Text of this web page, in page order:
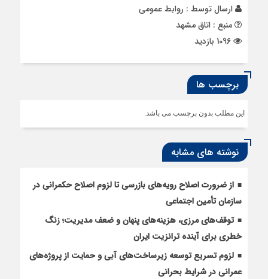
ارسال توسط : روابط عمومی
منبع : اتاق مشهد
برچسب ها
این مطلب بدون برچسب می باشد.
نوشته های مشابه
از ضرورت اصلاح رویه‌های بازرسی تا لزوم اصلاح حکمرانی در
سازمان تأمین اجتماعی
توقف‌های مرزی، هزینه‌های پنهان و ضعف مدیریت؛ زنگ
خطری برای آینده ترانزیت ایران
لزوم تسریع توسعه زیرساخت‌های آبی و حمایت از پروژه‌های
عمرانی در شرایط بحرانی